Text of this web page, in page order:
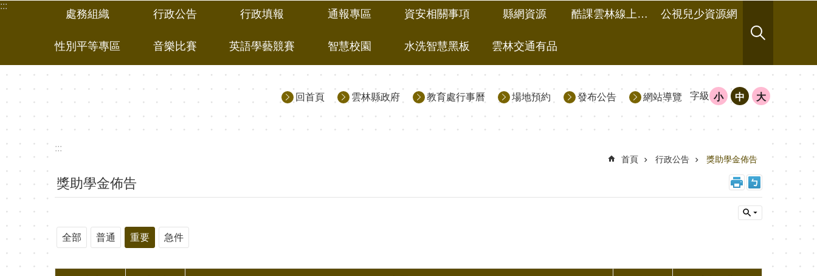
跳到主要內容區塊
:::
處務組織 行政公告 行政填報 通報專區 資安相關事項 縣網資源 酷課雲林線上教學成果分享平台 公視兒少資源網
性別平等專區 音樂比賽 英語學藝競賽 智慧校園 水洗智慧黑板 雲林交通有品
回首頁 雲林縣政府 教育處行事曆 場地預約 發布公告 網站導覽 字級 小 中 大
:::
首頁 行政公告 獎助學金佈告
獎助學金佈告
全部 普通 重要 急件